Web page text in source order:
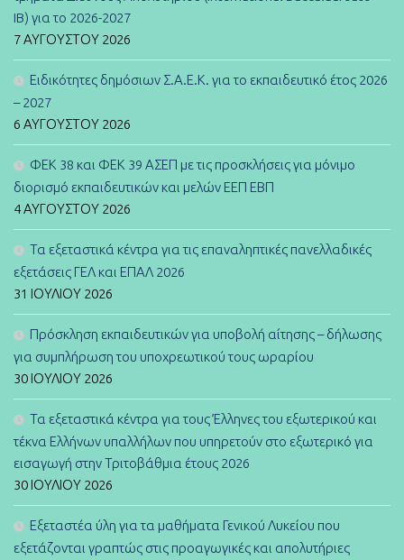
IB) για το 2026-2027
7 ΑΥΓΟΎΣΤΟΥ 2026
Ειδικότητες δημόσιων Σ.Α.Ε.Κ. για το εκπαιδευτικό έτος 2026
– 2027
6 ΑΥΓΟΎΣΤΟΥ 2026
ΦΕΚ 38 και ΦΕΚ 39 ΑΣΕΠ με τις προσκλήσεις για μόνιμο
διορισμό εκπαιδευτικών και μελών ΕΕΠ ΕΒΠ
4 ΑΥΓΟΎΣΤΟΥ 2026
Τα εξεταστικά κέντρα για τις επαναληπτικές πανελλαδικές
εξετάσεις ΓΕΛ και ΕΠΑΛ 2026
31 ΙΟΥΛΊΟΥ 2026
Πρόσκληση εκπαιδευτικών για υποβολή αίτησης – δήλωσης
για συμπλήρωση του υποχρεωτικού τους ωραρίου
30 ΙΟΥΛΊΟΥ 2026
Τα εξεταστικά κέντρα για τους Έλληνες του εξωτερικού και
τέκνα Ελλήνων υπαλλήλων που υπηρετούν στο εξωτερικό για
εισαγωγή στην Τριτοβάθμια έτους 2026
30 ΙΟΥΛΊΟΥ 2026
Εξεταστέα ύλη για τα μαθήματα Γενικού Λυκείου που
εξετάζονται γραπτώς στις προαγωγικές και απολυτήριες